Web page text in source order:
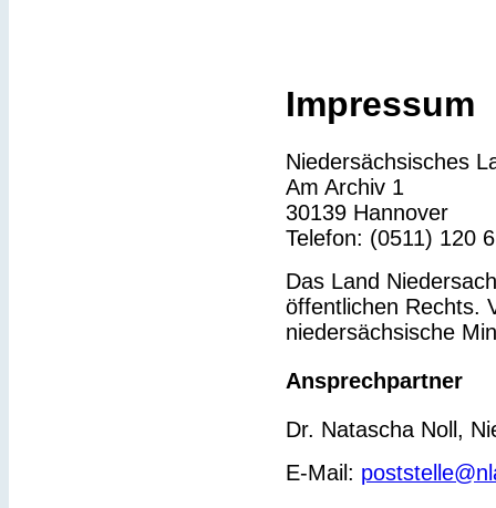
Impressum
Niedersächsisches
Am Archiv 1
30139 Hannover
Telefon: (0511) 120
Das Land
öffentlichen Rechts.
niedersächsische
Ansprechpartner
Dr. Natascha Noll,
E-Mail: